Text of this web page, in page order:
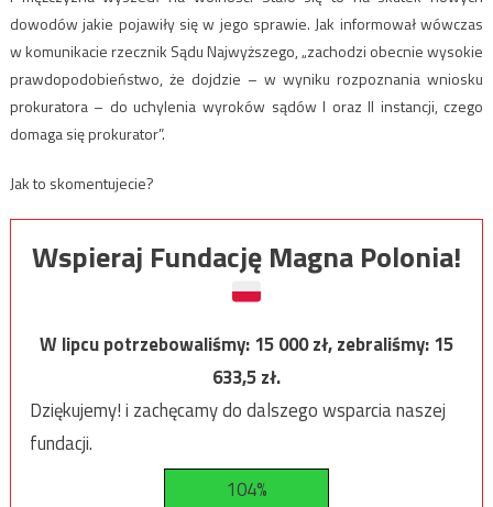
dowodów jakie pojawiły się w jego sprawie. Jak informował wówczas
w komunikacie rzecznik Sądu Najwyższego, „zachodzi obecnie wysokie
prawdopodobieństwo, że dojdzie – w wyniku rozpoznania wniosku
prokuratora – do uchylenia wyroków sądów I oraz II instancji, czego
domaga się prokurator”.
Jak to skomentujecie?
Wspieraj Fundację Magna Polonia!
W lipcu potrzebowaliśmy:15 000zł, zebraliśmy:15
633,5zł.
Dziękujemy! i zachęcamy do dalszego wsparcia naszej
fundacji.
104%